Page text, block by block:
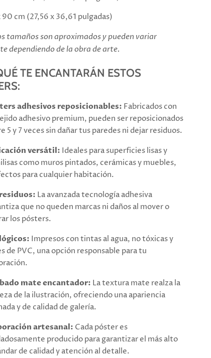
90 cm (27,56 x 36,61 pulgadas)
tamaños son aproximados y pueden variar
dependiendo de la obra de arte.
TE ENCANTARÁN ESTOS
adhesivos reposicionables: Fabricados con
adhesivo premium, pueden ser reposicionados
5 y 7 veces sin dañar tus paredes ni dejar residuos.
versátil: Ideales para superficies lisas y
como muros pintados, cerámicas y muebles,
para cualquier habitación.
La avanzada tecnología adhesiva
que no queden marcas ni daños al mover o
los pósters.
Impresos con tintas al agua, no tóxicas y
de PVC, una opción responsable para tu
mate encantador: La textura mate realza la
de la ilustración, ofreciendo una apariencia
y de calidad de galería.
artesanal: Cada póster es
producido para garantizar el más alto
de calidad y atención al detalle.